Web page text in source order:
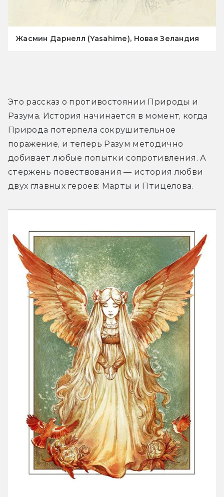
Жасмин Дарнелл (Yasahime), Новая Зеландия
Это рассказ о противостоянии Природы и
Разума. История начинается в момент, когда
Природа потерпела сокрушительное
поражение, и теперь Разум методично
добивает любые попытки сопротивления. А
стержень повествования — история любви
двух главных героев: Марты и Птицелова.